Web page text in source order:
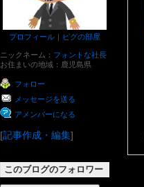
プロフィール ｜ ピグの部屋
ニックネーム： フォントな社長
お住まいの地域： 鹿児島県
フォロー
メッセージを送る
アメンバーになる
[記事作成・編集]
このブログのフォロワー